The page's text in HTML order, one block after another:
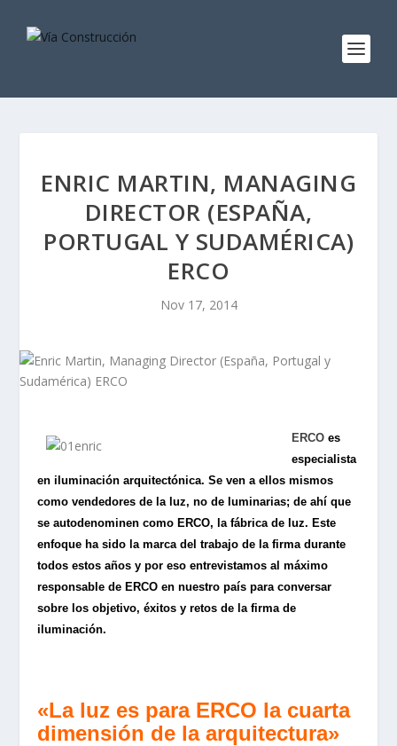
ENRIC MARTIN, MANAGING
DIRECTOR (ESPAÑA,
PORTUGAL Y SUDAMÉRICA)
ERCO
Nov 17, 2014
ERCO es
especialista
en iluminación arquitectónica.Se ven a ellosmismos
como vendedores de la luz,no de luminarias; de ahí que
se autodenominen como ERCO, la fábrica de luz. Este
enfoque ha sido la marca del trabajo de la firma durante
todos estosaños y por eso entrevistamos al máximo
responsable de ERCO en nuestro país para conversar
sobre los objetivo, éxitos y retos de la firma de
iluminación.
«La luz es para ERCO la cuarta
dimensión de la arquitectura»